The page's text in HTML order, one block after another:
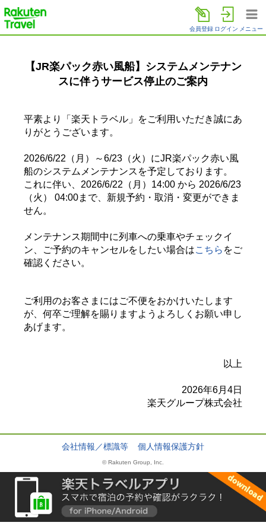
会員登録 ログイン メニュー
【JR楽パック赤い風船】システムメンテナン
スに伴うサービス停止のご案内
平素より「楽天トラベル」をご利用いただき誠にあ
りがとうございます。
2026/6/22（月）～6/23（火）にJR楽パック赤い風
船のシステムメンテナンスを予定しております。
これに伴い、2026/6/22（月）14:00 から 2026/6/23
（火） 04:00まで、新規予約・取消・変更ができま
せん。
メンテナンス期間中に列車への乗車やチェックイ
ン、ご予約のキャンセルをしたい場合はこちら をご
確認ください。
ご利用のお客さまにはご不便をおかけいたします
が、何卒ご理解を賜りますようよろしくお願い申し
あげます。
以上
2026年6月4日
楽天グループ株式会社
会社情報／標識等 個人情報保護方針
© Rakuten Group, Inc.